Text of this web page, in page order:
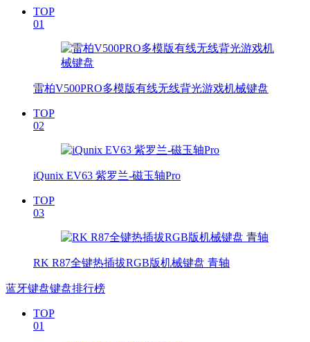
TOP
01
雷柏V500PRO多模版有线无线背光游戏机械键盘
TOP
02
iQunix EV63 紫罗兰-磁玉轴Pro
TOP
03
RK R87全键热插拔RGB版机械键盘 青轴
蓝牙键盘键盘排行榜
TOP
01